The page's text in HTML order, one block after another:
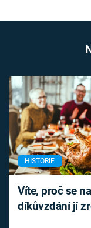
HISTORIE
Víte, proč se
díkůvzdání jí